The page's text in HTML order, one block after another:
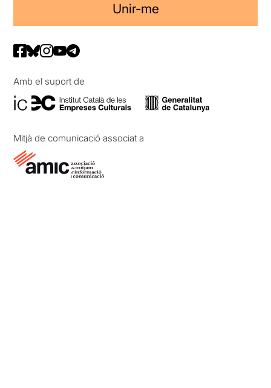
Unir-me
Amb el suport de
Mitjà de comunicació associat a